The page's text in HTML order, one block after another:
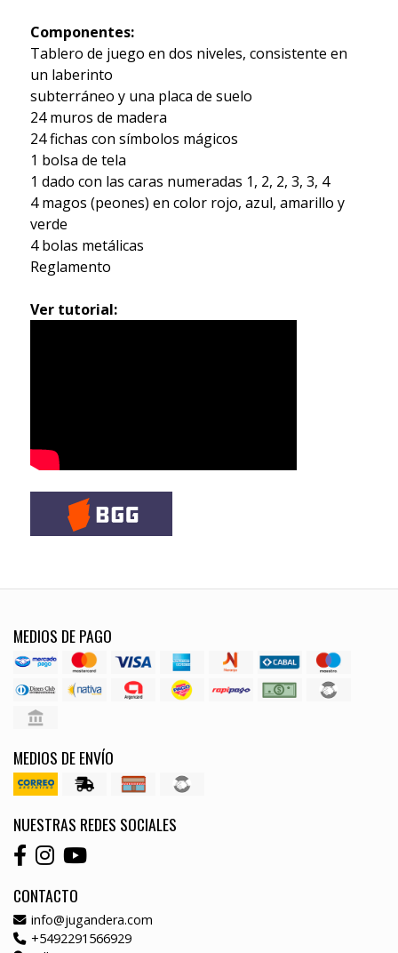
Componentes:
Tablero de juego en dos niveles, consistente en
un laberinto
subterráneo y una placa de suelo
24 muros de madera
24 fichas con símbolos mágicos
1 bolsa de tela
1 dado con las caras numeradas 1, 2, 2, 3, 3, 4
4 magos (peones) en color rojo, azul, amarillo y
verde
4 bolas metálicas
Reglamento
Ver tutorial:
MEDIOS DE PAGO
MEDIOS DE ENVÍO
NUESTRAS REDES SOCIALES
CONTACTO
info@jugandera.com
+5492291566929